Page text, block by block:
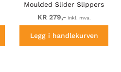
Moulded Slider Slippers
Anthracite
KR 279,- inkl. mva.
Legg i handlekurven